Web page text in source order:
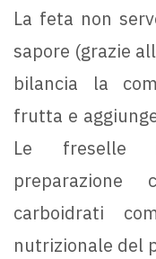
La feta non
sapore (grazie
bilancia la
frutta e
Le freselle
carboidrati
nutrizionale del